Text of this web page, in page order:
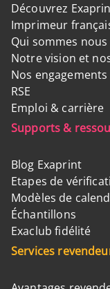
Découvrez
Imprimeur
Qui sommes nous
Notre vision et
Nos engagements
RSE
Emploi & carrière
Supports &
Blog Exaprint
Etapes de
Modèles de
Échantillons
Exaclub fidélité
Services